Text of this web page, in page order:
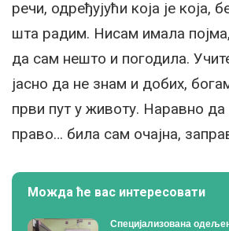
речи, одређујући која је која,
шта радим. Нисам имала
да сам нешто и погодила.
јасно да не знам и добих,
први пут у животу. Наравно да
право… била сам очајна,
Можда ће вас интересовати
Специјализована